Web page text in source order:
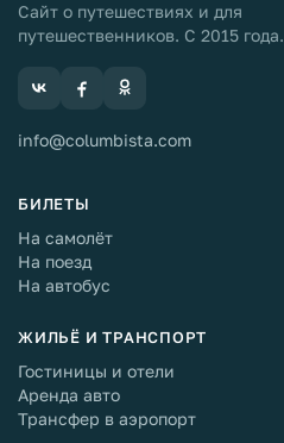
Сайт о путешествиях и для
путешественников. С 2015 года.
info@columbista.com
БИЛЕТЫ
На самолёт
На поезд
На автобус
ЖИЛЬЁ И ТРАНСПОРТ
Гостиницы и отели
Аренда авто
Трансфер в аэропорт